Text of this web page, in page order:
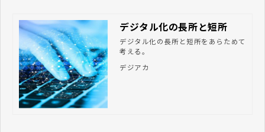
デジタル化の長所と短所
デジタル化の長所と短所をあらためて
考える。
デジアカ